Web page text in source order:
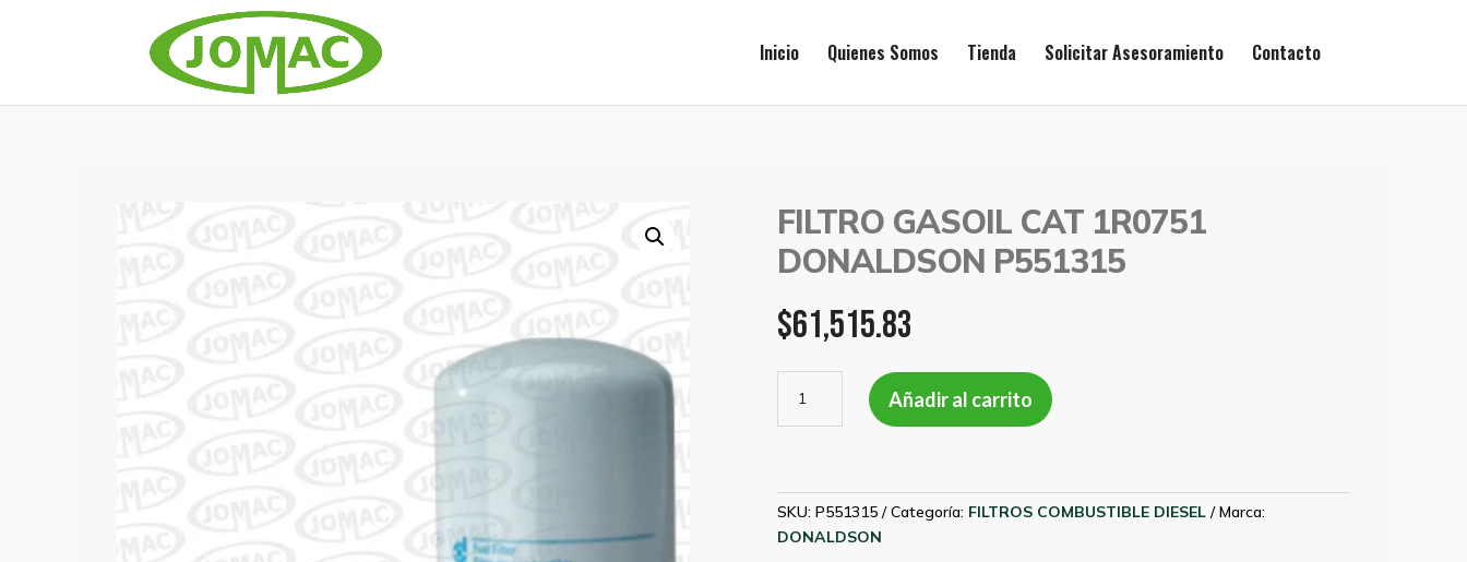
Inicio Quienes Somos Tienda Solicitar Asesoramiento Contacto
FILTRO GASOIL CAT 1R0751
DONALDSON P551315
$61,515.83
GASOIL
CAT
P551315
cantidad
Añadir al carrito
SKU: P551315 Categoría: FILTROS COMBUSTIBLE DIESEL
Marca:
DONALDSON